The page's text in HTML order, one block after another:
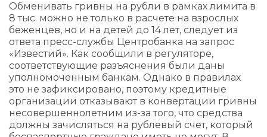
Обменивать гривны на рубли в рамках лимита в
8 тыс. можно не только в расчете на взрослых
беженцев, но и на детей до 14 лет, следует из
ответа пресс-службы Центробанка на запрос
«Известий». Как сообщили в регуляторе,
соответствующие разъяснения были даны
уполномоченным банкам. Однако в правилах
это не зафиксировано, поэтому кредитные
организации отказывают в конвертации гривны
несовершеннолетним из-за того, что средства
должны зачисляться на рублевый счет, который